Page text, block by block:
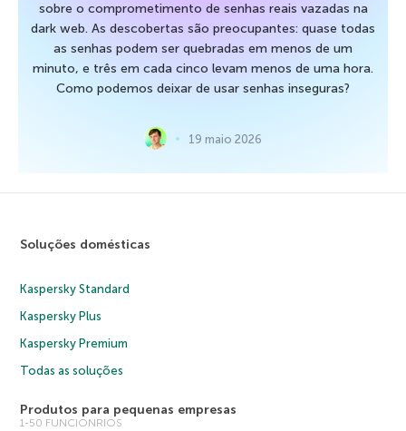
sobre o comprometimento de senhas reais vazadas na
dark web. As descobertas são preocupantes: quase todas
as senhas podem ser quebradas em menos de um
minuto, e três em cada cinco levam menos de uma hora.
Como podemos deixar de usar senhas inseguras?
19 maio 2026
Soluções domésticas
Kaspersky Standard
Kaspersky Plus
Kaspersky Premium
Todas as soluções
Produtos para pequenas empresas
1-50 FUNCIONRIOS